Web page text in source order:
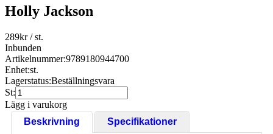
Holly Jackson
289kr/ st.
Inbunden
Artikelnummer:9789180944700
Enhet:st.
Lagerstatus:Beställningsvara
St:
Lägg i varukorg
Beskrivning
Specifikationer